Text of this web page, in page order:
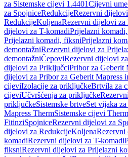
za Sistemske cijevi 1.4401Cijevni
za SpojniceRedukcijeRezervni
RedukcijeKoljenaRezervni dijelovi za
dijelovi za T-komadiPrijelazni
Prijelazni komadi, fiksniPrijelazni
demontažniRezervni dijelovi za
demontažniČepoviRezervni dijelovi
dijelovi za PriključciPribor za Geberit
dijelovi za Pribor za Geberit Mapress
cijeviIzolacije za priključkeBrtvila za
cijeviUčvršćenja za priključke
priključkeSistemske brtveSet vijaka
Mapress ThermSistemske cijevi Therm
FitinziSpojniceRezervni dijelovi za
dijelovi za RedukcijeKoljenaRezervni
komadiRezervni dijelovi za T-komadi
fiksniRezervni dijelovi za Prijelazni